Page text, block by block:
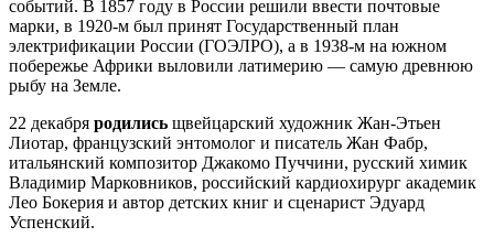
событий. В 1857 году в России решили ввести почтовые
марки, в 1920-м был принят Государственный план
электрификации России (ГОЭЛРО), а в 1938-м на южном
побережье Африки выловили латимерию — самую древнюю
рыбу на Земле.
22 декабря родились щвейцарский художник Жан-Этьен
Лиотар, французский энтомолог и писатель Жан Фабр,
итальянский композитор Джакомо Пуччини, русский химик
Владимир Марковников, российский кардиохирург академик
Лео Бокерия и автор детских книг и сценарист Эдуард
Успенский.